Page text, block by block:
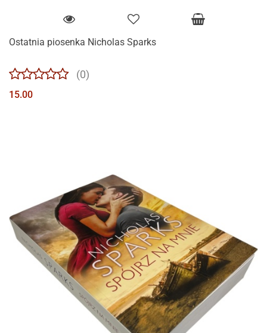
Ostatnia piosenka Nicholas Sparks
(0)
15.00